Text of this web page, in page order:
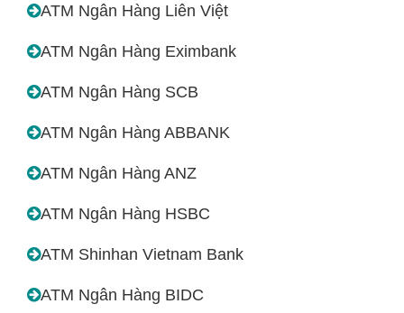
ATM Ngân Hàng Liên Việt
ATM Ngân Hàng Eximbank
ATM Ngân Hàng SCB
ATM Ngân Hàng ABBANK
ATM Ngân Hàng ANZ
ATM Ngân Hàng HSBC
ATM Shinhan Vietnam Bank
ATM Ngân Hàng BIDC